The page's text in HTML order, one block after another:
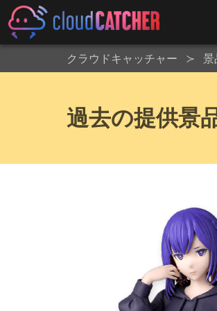
クラウドキャッチャー 景
過去の提供景